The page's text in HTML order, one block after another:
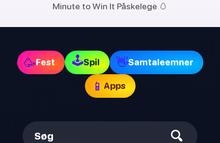
Minute to Win It Påskelege 🥚
🥳Fest 🕹Spil 👋Samtaleemner
📱 Apps
Søg